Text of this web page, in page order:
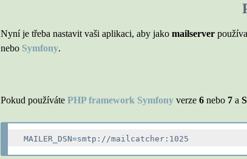
Nyní je třeba nastavit vaši aplikaci, aby jako mailserver
nebo Symfony.
Pokud používáte PHP framework Symfony verze 6 nebo 7 a